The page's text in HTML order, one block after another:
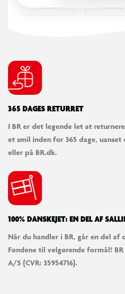
Batterikrav:
Drone: Indbygget genopladeligt
Fjernbetjening: 3 x AA-batterier
Opladningstid: 60–90 minutter
365 DAGES RETURRET
I BR er det legende let at
et smil inden for 365 dage,
eller på BR.dk.
100% DANSKEJET: EN DEL AF
Når du handler i BR, går en del af
Fondene til velgørende formål! BR
A/S (CVR: 35954716).